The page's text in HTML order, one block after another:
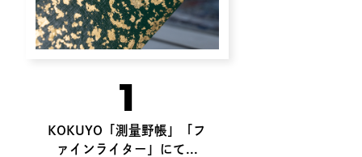
1
KOKUYO「測量野帳」「フ
ァインライター」にて...